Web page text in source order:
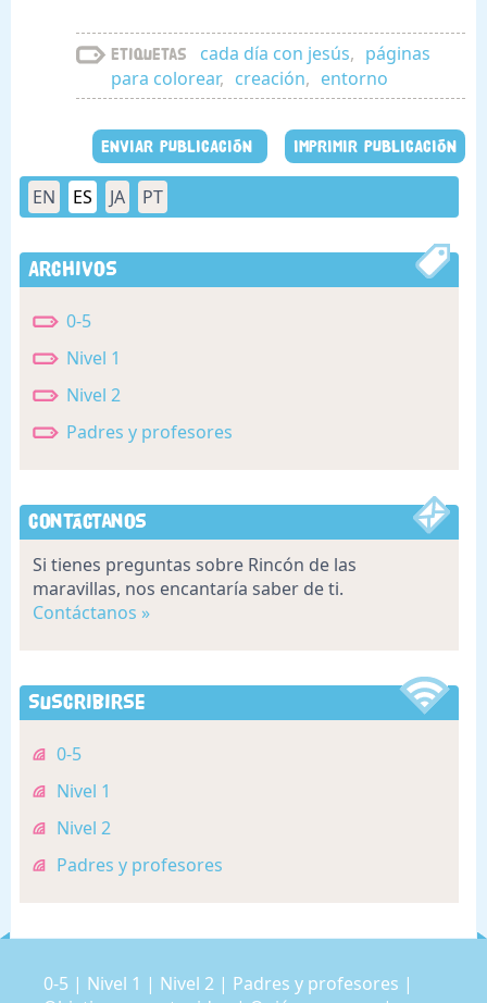
Etiquetas cada día con jesús, páginas
para colorear, creación, entorno
ENVIAR PUBLICACIÓN IMPRIMIR PUBLICACIÓN
EN ES JA PT
Archivos
0-5
Nivel 1
Nivel 2
Padres y profesores
Contáctanos
Si tienes preguntas sobre Rincón de las
maravillas, nos encantaría saber de ti.
Contáctanos »
Suscribirse
0-5
Nivel 1
Nivel 2
Padres y profesores
0-5 | Nivel 1 | Nivel 2 | Padres y profesores |